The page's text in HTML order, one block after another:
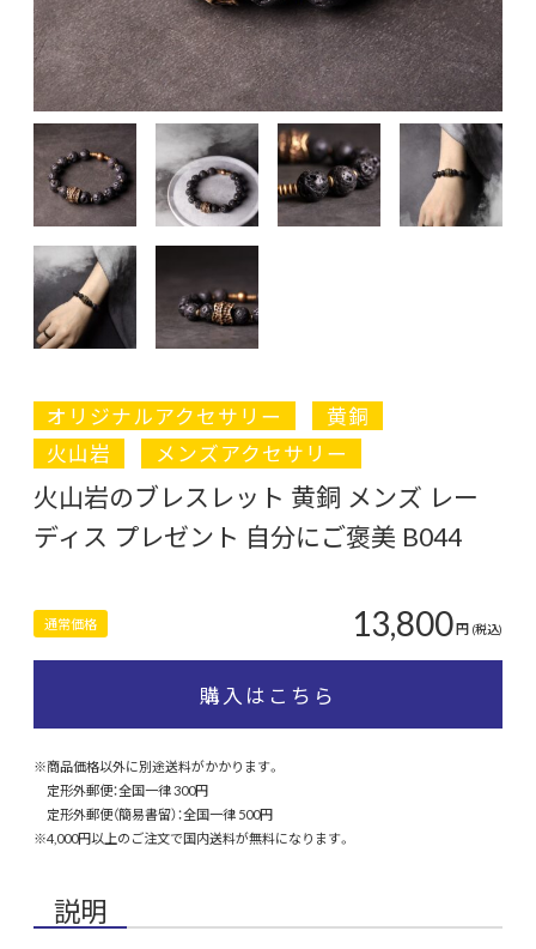
オリジナルアクセサリー
黄銅
火山岩
メンズアクセサリー
火山岩のブレスレット 黄銅 メンズ レー
ディス プレゼント 自分にご褒美 B044
通常価格 13,800円 (税込)
購入はこちら
※商品価格以外に別途送料がかかります。
定形外郵便：全国一律 300円
定形外郵便（簡易書留）：全国一律 500円
※4,000円以上のご注文で国内送料が無料になります。
説明